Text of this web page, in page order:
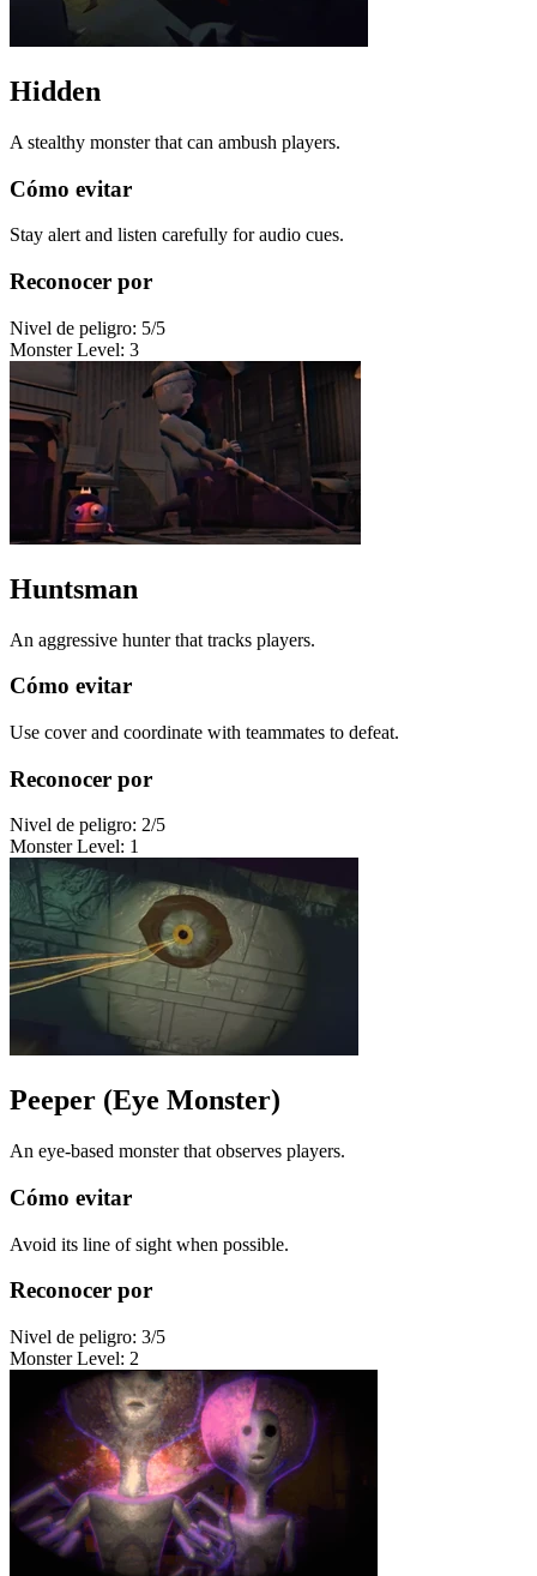
Hidden
A stealthy monster that can ambush players.
Cómo evitar
Stay alert and listen carefully for audio cues.
Reconocer por
Nivel de peligro: 5/5
Monster Level: 3
Huntsman
An aggressive hunter that tracks players.
Cómo evitar
Use cover and coordinate with teammates to defeat.
Reconocer por
Nivel de peligro: 2/5
Monster Level: 1
Peeper (Eye Monster)
An eye-based monster that observes players.
Cómo evitar
Avoid its line of sight when possible.
Reconocer por
Nivel de peligro: 3/5
Monster Level: 2